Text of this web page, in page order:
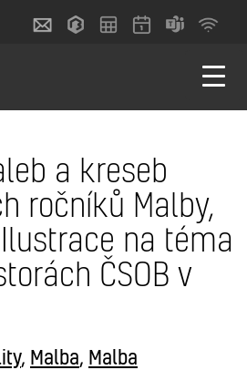
a kreseb
ročníků Malby,
na téma
ČSOB v
, Malba, Malba